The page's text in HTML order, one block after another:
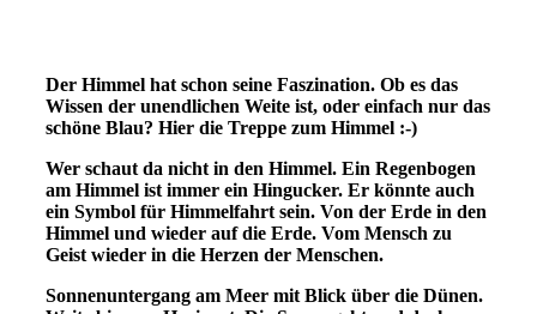
Der Himmel hat schon seine Faszination. Ob es das
Wissen der unendlichen Weite ist, oder einfach nur das
schöne Blau? Hier die Treppe zum Himmel :-)
Wer schaut da nicht in den Himmel. Ein Regenbogen
am Himmel ist immer ein Hingucker. Er könnte auch
ein Symbol für Himmelfahrt sein. Von der Erde in den
Himmel und wieder auf die Erde. Vom Mensch zu
Geist wieder in die Herzen der Menschen.
Sonnenuntergang am Meer mit Blick über die Dünen.